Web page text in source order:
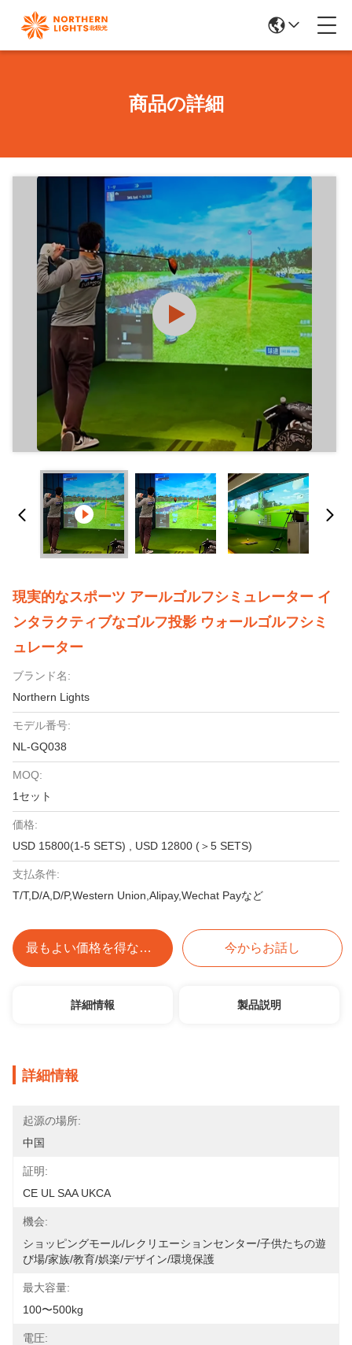
商品の詳細
現実的なスポーツ アールゴルフシミュレーター イ
ンタラクティブなゴルフ投影 ウォールゴルフシミ
ュレーター
ブランド名:
Northern Lights
モデル番号:
NL-GQ038
MOQ:
1セット
価格:
USD 15800(1-5 SETS) , USD 12800 (＞5 SETS)
支払条件:
T/T,D/A,D/P,Western Union,Alipay,Wechat Payなど
最もよい価格を得なさい 今からお話し
詳細情報 製品説明
詳細情報
起源の場所:
中国
証明:
CE UL SAA UKCA
機会:
ショッピングモール/レクリエーションセンター/子供たちの遊
び場/家族/教育/娯楽/デザイン/環境保護
最大容量:
100〜500kg
電圧: